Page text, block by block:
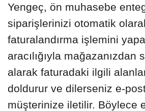
Yengeç, ön muhasebe
siparişlerinizi otomatik
faturalandırma işlemini
aracılığıyla mağazanızdan
alarak faturadaki ilgili
doldurur ve dilerseniz e-
müşterinize iletilir. Böylece